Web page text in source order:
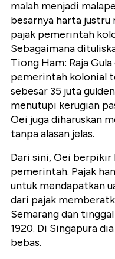
malah menjadi
besarnya harta justru
pajak pemerintah
Sebagaimana
Tiong Ham: Raja
pemerintah kolonial
sebesar 35 juta
menutupi kerugian
Oei juga diharuskan
tanpa alasan jelas.
Dari sini, Oei berpikir
pemerintah. Pajak
untuk mendapatkan
dari pajak
Semarang dan
1920. Di Singapura
bebas.